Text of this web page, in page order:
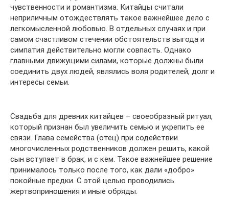
чувственности и романтизма. Китайцы считали
неприличным отождествлять такое важнейшее дело с
легкомысленной любовью. В отдельных случаях и при
самом счастливом стечении обстоятельств выгода и
симпатия действительно могли совпасть. Однако
главными движущими силами, которые должны были
соединить двух людей, являлись воля родителей, долг и
интересы семьи.
Свадьба для древних китайцев – своеобразный ритуал,
который признан был увеличить семью и укрепить ее
связи. Глава семейства (отец) при содействии
многочисленных родственников должен решить, какой
сын вступает в брак, и с кем. Такое важнейшее решение
принималось только после того, как дали «добро»
покойные предки. С этой целью проводились
жертвоприношения и иные обряды.